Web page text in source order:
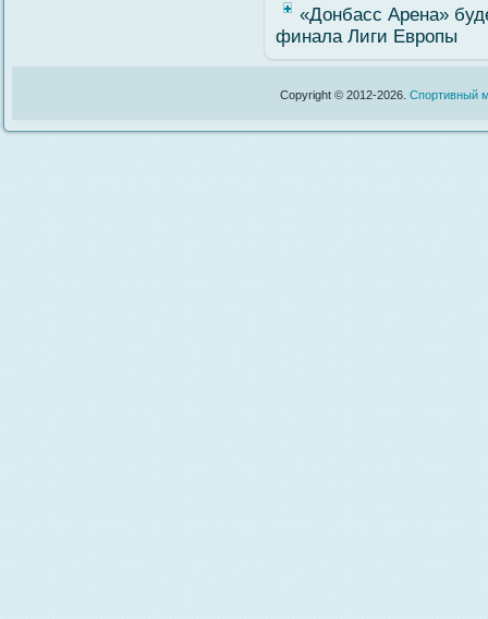
«Донбасс Арена»
финала Лиги Европы
Copyright © 2012-2026. Спортивный